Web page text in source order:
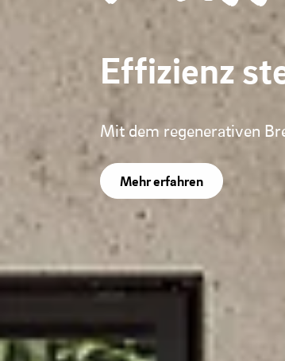
Effizienz
Mit dem regenerativen
Mehr erfahren